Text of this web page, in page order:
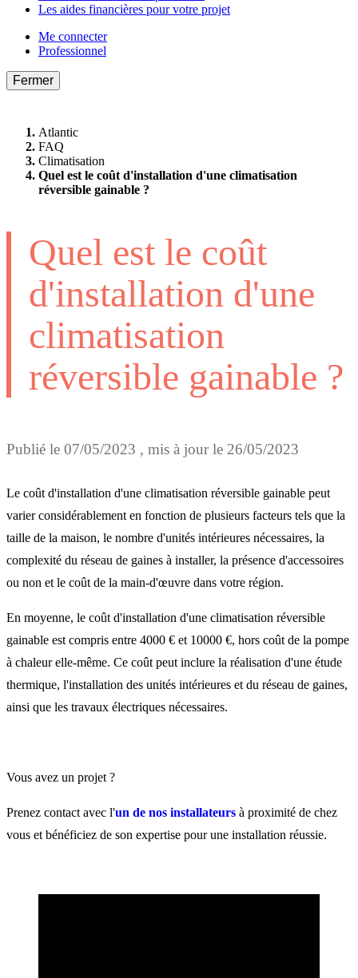
Les aides financières pour votre projet
Me connecter
Professionnel
Fermer
Atlantic
FAQ
Climatisation
Quel est le coût d'installation d'une climatisation
réversible gainable ?
Quel est le coût
d'installation d'une
climatisation
réversible gainable ?
Publié le 07/05/2023 , mis à jour le 26/05/2023
Le coût d'installation d'une climatisation réversible gainable peut
varier considérablement en fonction de plusieurs facteurs tels que la
taille de la maison, le nombre d'unités intérieures nécessaires, la
complexité du réseau de gaines à installer, la présence d'accessoires
ou non et le coût de la main-d'œuvre dans votre région.
En moyenne, le coût d'installation d'une climatisation réversible
gainable est compris entre 4000 € et 10000 €, hors coût de la pompe
à chaleur elle-même. Ce coût peut inclure la réalisation d'une étude
thermique, l'installation des unités intérieures et du réseau de gaines,
ainsi que les travaux électriques nécessaires.
Vous avez un projet ?
Prenez contact avec l'un de nos installateurs à proximité de chez
vous et bénéficiez de son expertise pour une installation réussie.